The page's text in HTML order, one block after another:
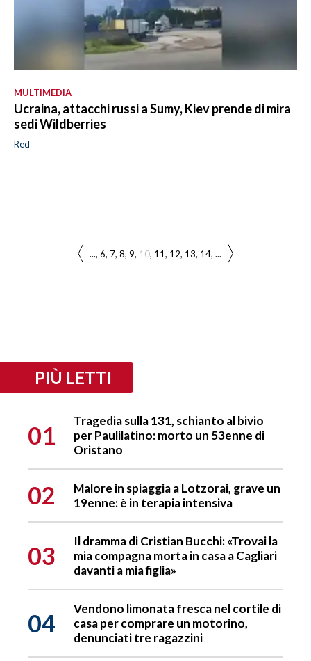
MULTIMEDIA
Ucraina, attacchi russi a Sumy, Kiev prende di mira
sedi Wildberries
Red
... 6 7 8 9 10 11 12 13 14 ...
PIÙ LETTI
01
Tragedia sulla 131, schianto al bivio
per Paulilatino: morto un 53enne di
Oristano
02
Malore in spiaggia a Lotzorai, grave un
19enne: è in terapia intensiva
03
Il dramma di Cristian Bucchi: «Trovai la
mia compagna morta in casa a Cagliari
davanti a mia figlia»
04
Vendono limonata fresca nel cortile di
casa per comprare un motorino,
denunciati tre ragazzini